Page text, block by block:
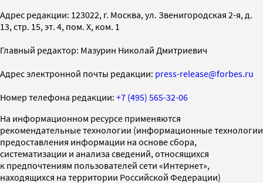
Адрес редакции: 123022, г. Москва, ул. Звенигородская 2-я, д.
13, стр. 15, эт. 4, пом. X, ком. 1
Главный редактор: Мазурин Николай Дмитриевич
Адрес электронной почты редакции: press-release@forbes.ru
Номер телефона редакции: +7 (495) 565-32-06
На информационном ресурсе применяются
рекомендательные технологии (информационные технологии
предоставления информации на основе сбора,
систематизации и анализа сведений, относящихся
к предпочтениям пользователей сети «Интернет»,
находящихся на территории Российской Федерации)